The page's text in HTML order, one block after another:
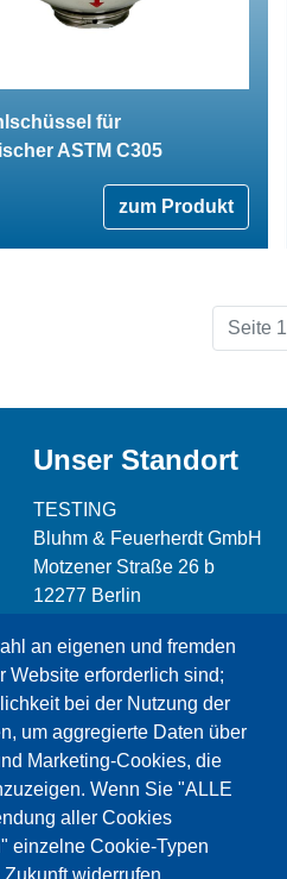
für
ASTM C305
zum Produkt
Seite 1
an eigenen und fremden
Website erforderlich sind;
bei der Nutzung der
um aggregierte Daten über
Marketing-Cookies, die
Wenn Sie "ALLE
aller Cookies
einzelne Cookie-Typen
Unser Standort
TESTING
Bluhm & Feuerherdt GmbH
Motzener Straße 26 b
12277 Berlin
Telefax: +49 30 7109645-98
info@testing.de